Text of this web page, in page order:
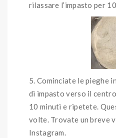
rilassare l’impasto per
Cominciate le pieghe
di impasto verso il
10 minuti e ripetete.
volte. Trovate un breve
Instagram.